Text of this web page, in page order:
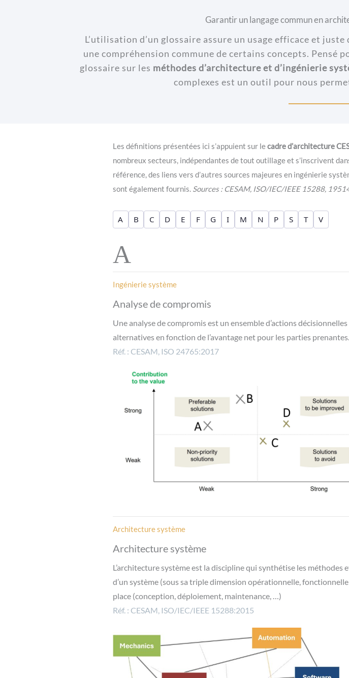
Garantir un langage commun en
L’utilisation d’un glossaire assure un usage efficace et
une compréhension commune de certains concepts. Pensé
glossaire sur les méthodes d’architecture et d’ingénierie
complexes est un outil pour nous
Les définitions présentées ici s’appuient sur lecadre d’architecture
nombreux secteurs, indépendantes de tout outillage et s’inscrivent
référence, des liens vers d’autres sources majeures en ingénierie
sont également fournis. Sources : CESAM, ISO/IEC/IEEE 15288,
A B C D E F G I M N P S T V
A
Ingénierie système
Analyse de compromis
Une analyse de compromis est un ensemble d’actions
alternatives en fonction de l’avantage net pour les parties prenantes.
Réf. : CESAM, ISO 24765:2017
Architecture système
Architecture système
L’architecture système est la discipline qui synthétise les
d’un système (sous sa triple dimension opérationnelle,
place (conception, déploiement, maintenance, …)
Réf. : CESAM, ISO/IEC/IEEE 15288:2015